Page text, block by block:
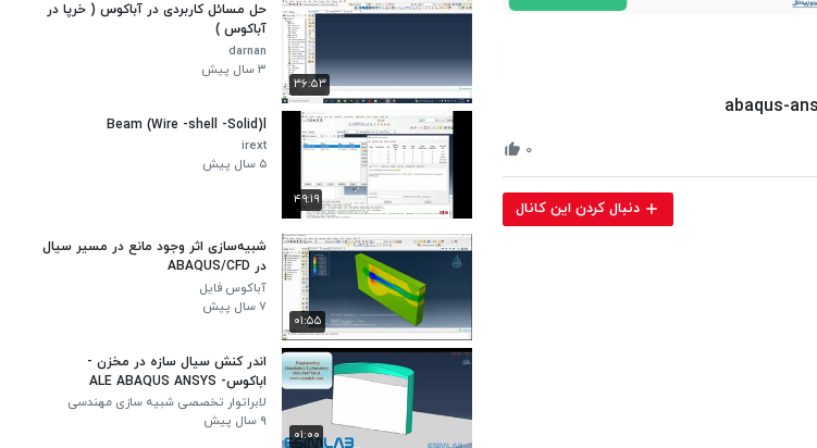
۰
دنبال کردن این کانال
۳۶:۵۳
حل مسائل کاربردی در آباکوس ( خرپا در
آباکوس )
darnan
۳ سال پیش
۴۹:۱۹
Beam (Wire -shell -Solid)l
irext
۵ سال پیش
۰۱:۵۵
شبیه‌سازی اثر وجود مانع در مسیر سیال
در ABAQUS/CFD
آباکوس فایل
۷ سال پیش
۰۱:۰۰
اندر کنش سیال سازه در مخزن -
اباکوس- ALE ABAQUS ANSYS
AUTODYN
لابراتوار تخصصی شبیه سازی مهندسی
سیملب۹ سال پیش